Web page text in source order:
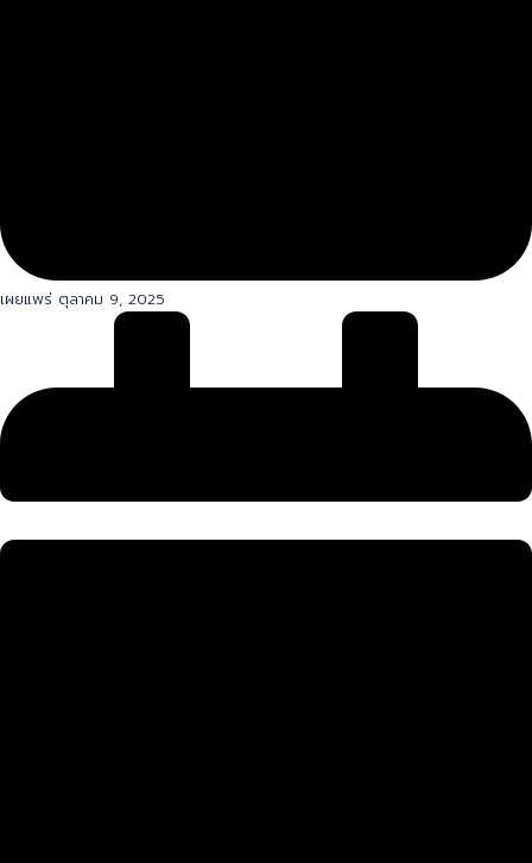
เผยแพร่ ตุลาคม 9, 2025